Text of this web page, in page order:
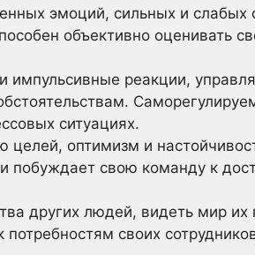
эмоций, сильных и слабых
объективно оценивать
импульсивные реакции,
ситуациях.
целей, оптимизм и
побуждает свою команду к
других людей, видеть мир их
своих